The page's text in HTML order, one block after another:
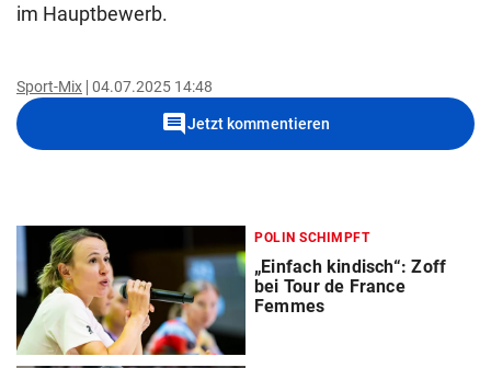
im Hauptbewerb.
Sport-Mix 04.07.2025 14:48
commentJetzt kommentieren
POLIN SCHIMPFT
„Einfach kindisch“: Zoff
bei Tour de France
Femmes